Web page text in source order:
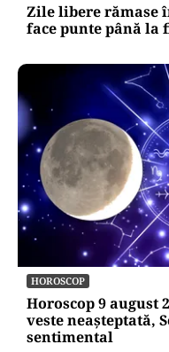
Zile libere rămase
face punte până
HOROSCOP
Horoscop 9 august
veste neașteptată,
sentimental